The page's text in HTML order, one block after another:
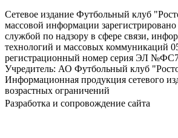
Сетевое издание Футбольный клуб
массовой информации
службой по надзору в сфере связи,
технологий и массовых коммуникаций
регистрационный номер серия ЭЛ
Учредитель: АО Футбольный клуб
Информационная продукция сетевого
возрастных ограничений
Разработка и сопровождение сайта